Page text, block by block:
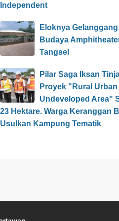
Independent
Eloknya Gelanggang
Budaya
Tangsel
Pilar Saga Iksan
Proyek "Rural Urban
Undeveloped Area"
23 Hektare. Warga Keranggan
Usulkan Kampung Tematik